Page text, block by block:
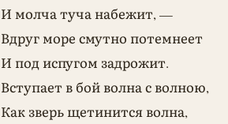
И молча туча набежит, —
Вдруг море смутно потемнеет
И под испугом задрожит.
Вступает в бой волна с волною,
Как зверь щетинится волна,